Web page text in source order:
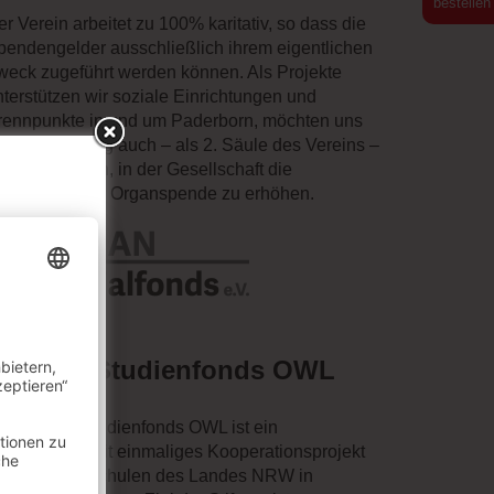
Verein arbeitet zu 100% karitativ, so dass die
ausschließlich ihrem eigentlichen
zugeführt werden können. Als Projekte
wir soziale Einrichtungen und
in und um Paderborn, möchten uns
gleichzeitig auch – als 2. Säule des Vereins –
einsetzen, in der Gesellschaft die
zur Organspende zu erhöhen.
Studienfonds OWL
Stiftung Studienfonds OWL ist ein
einmaliges Kooperationsprojekt
fünf Hochschulen des Landes NRW in